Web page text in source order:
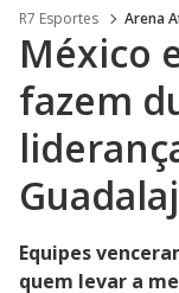
R7 Esportes Arena
México
fazem
Equipes
quem levar a